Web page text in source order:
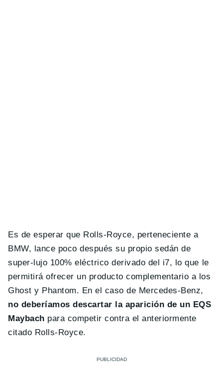
Es de esperar que Rolls-Royce, perteneciente a
BMW, lance poco después su propio sedán de
super-lujo 100% eléctrico derivado del i7, lo que le
permitirá ofrecer un producto complementario a los
Ghost y Phantom. En el caso de Mercedes-Benz,
no deberíamos descartar la aparición de un EQS
Maybach para competir contra el anteriormente
citado Rolls-Royce.